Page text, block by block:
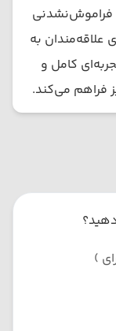
به
کامل و
فراهم می‌کند.